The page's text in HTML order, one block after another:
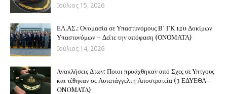
Ιούλιος 15, 2026
ΕΛ.ΑΣ.: Ονομασία σε Υπαστυνόμους Β΄ ΓΚ 120 Δοκίμων
Υπαστυνόμων – Δείτε την απόφαση (ΟΝΟΜΑΤΑ)
Ιούλιος 14, 2026
Aνακλήσεις Δτων: Ποιοι προάχθηκαν από Σχες σε Yπτγους
και τέθηκαν σε Αυτεπάγγελτη Αποστρατεία (3 ΕΔΥΕΘΑ-
ONOMATA)